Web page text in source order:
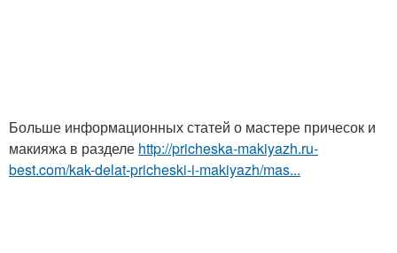
Больше информационных статей о мастере причесок и
макияжа в разделе http://pricheska-makiyazh.ru-
best.com/kak-delat-pricheski-i-makiyazh/mas...